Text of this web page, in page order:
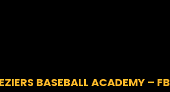
BASEBALL ACADEMY – FB